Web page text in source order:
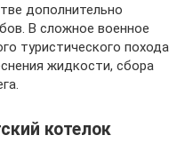
дополнительно
В сложное военное
туристического похода
жидкости, сбора
котелок